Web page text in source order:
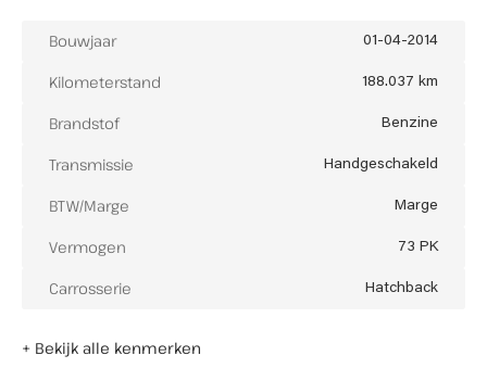
Bouwjaar 01-04-2014
Kilometerstand 188.037 km
Brandstof Benzine
Transmissie Handgeschakeld
BTW/Marge Marge
Vermogen 73 PK
Carrosserie Hatchback
+ Bekijk alle kenmerken